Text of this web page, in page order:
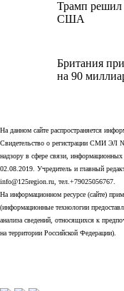
Трамп решил
США
Британия
на 90
На данном сайте распространяется
Свидетельство о регистрации СМИ
надзору в сфере связи,
02.08.2019. Учредитель и главный
info@125region.ru, тел.+79025056767.
На информационном ресурсе (сайте)
(информационные технологии
анализа сведений, относящихся к
на территории Российской Федерации).